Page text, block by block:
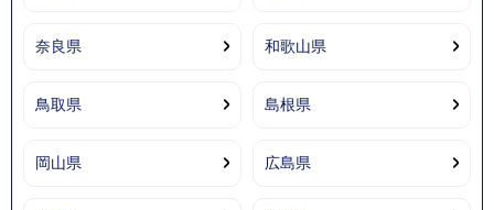
奈良県 和歌山県
鳥取県 島根県
岡山県 広島県